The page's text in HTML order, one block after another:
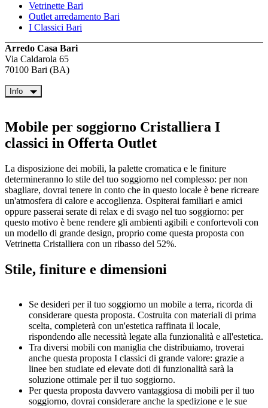
Vetrinette Bari
Outlet arredamento Bari
I Classici Bari
Arredo Casa Bari
Via Caldarola 65
70100 Bari (BA)
Info
Mobile per soggiorno Cristalliera I
classici in Offerta Outlet
La disposizione dei mobili, la palette cromatica e le finiture
determineranno lo stile del tuo soggiorno nel complesso: per non
sbagliare, dovrai tenere in conto che in questo locale è bene ricreare
un'atmosfera di calore e accoglienza. Ospiterai familiari e amici
oppure passerai serate di relax e di svago nel tuo soggiorno: per
questo motivo è bene rendere gli ambienti agibili e confortevoli con
un modello di grande design, proprio come questa proposta con
Vetrinetta Cristalliera con un ribasso del 52%.
Stile, finiture e dimensioni
Se desideri per il tuo soggiorno un mobile a terra, ricorda di
considerare questa proposta. Costruita con materiali di prima
scelta, completerà con un'estetica raffinata il locale,
rispondendo alle necessità legate alla funzionalità e all'estetica.
Tra diversi mobili con maniglia che distribuiamo, troverai
anche questa proposta I classici di grande valore: grazie a
linee ben studiate ed elevate doti di funzionalità sarà la
soluzione ottimale per il tuo soggiorno.
Per questa proposta davvero vantaggiosa di mobili per il tuo
soggiorno, dovrai considerare anche la spedizione e le sue